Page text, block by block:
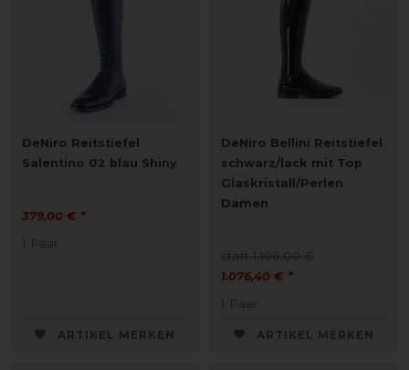
DeNiro Reitstiefel
Salentino 02 blau Shiny
379,00 € *
1 Paar
ARTIKEL MERKEN
DeNiro Bellini Reitstiefel
schwarz/lack mit Top
Glaskristall/Perlen
Damen
statt 1.196,00 €
1.076,40 € *
1 Paar
ARTIKEL MERKEN